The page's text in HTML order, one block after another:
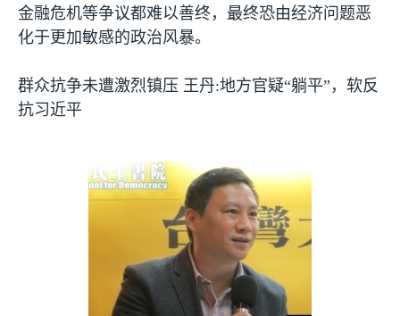
金融危机等争议都难以善终，最终恐由经济问题恶
化于更加敏感的政治风暴。
群众抗争未遭激烈镇压 王丹:地方官疑“躺平”，软反
抗习近平